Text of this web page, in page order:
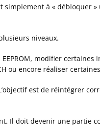
à « débloquer
niveaux.
modifier certaines
ou encore réaliser
est de réintégrer
Il doit devenir une partie